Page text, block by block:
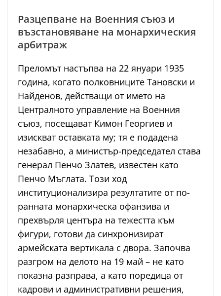
Разцепване на Военния съюз и
възстановяване на монархическия
арбитраж
Преломът настъпва на 22 януари 1935
година, когато полковниците Тановски и
Найденов, действащи от името на
Централното управление на Военния
съюз, посещават Кимон Георгиев и
изискват оставката му; тя е подадена
незабавно, а министър-председател става
генерал Пенчо Златев, известен като
Пенчо Мъглата. Този ход
институционализира резултатите от по-
ранната монархическа офанзива и
прехвърля центъра на тежестта към
фигури, готови да синхронизират
армейската вертикала с двора. Започва
разгром на делото на 19 май – не като
показна разправа, а като поредица от
кадрови и административни решения,